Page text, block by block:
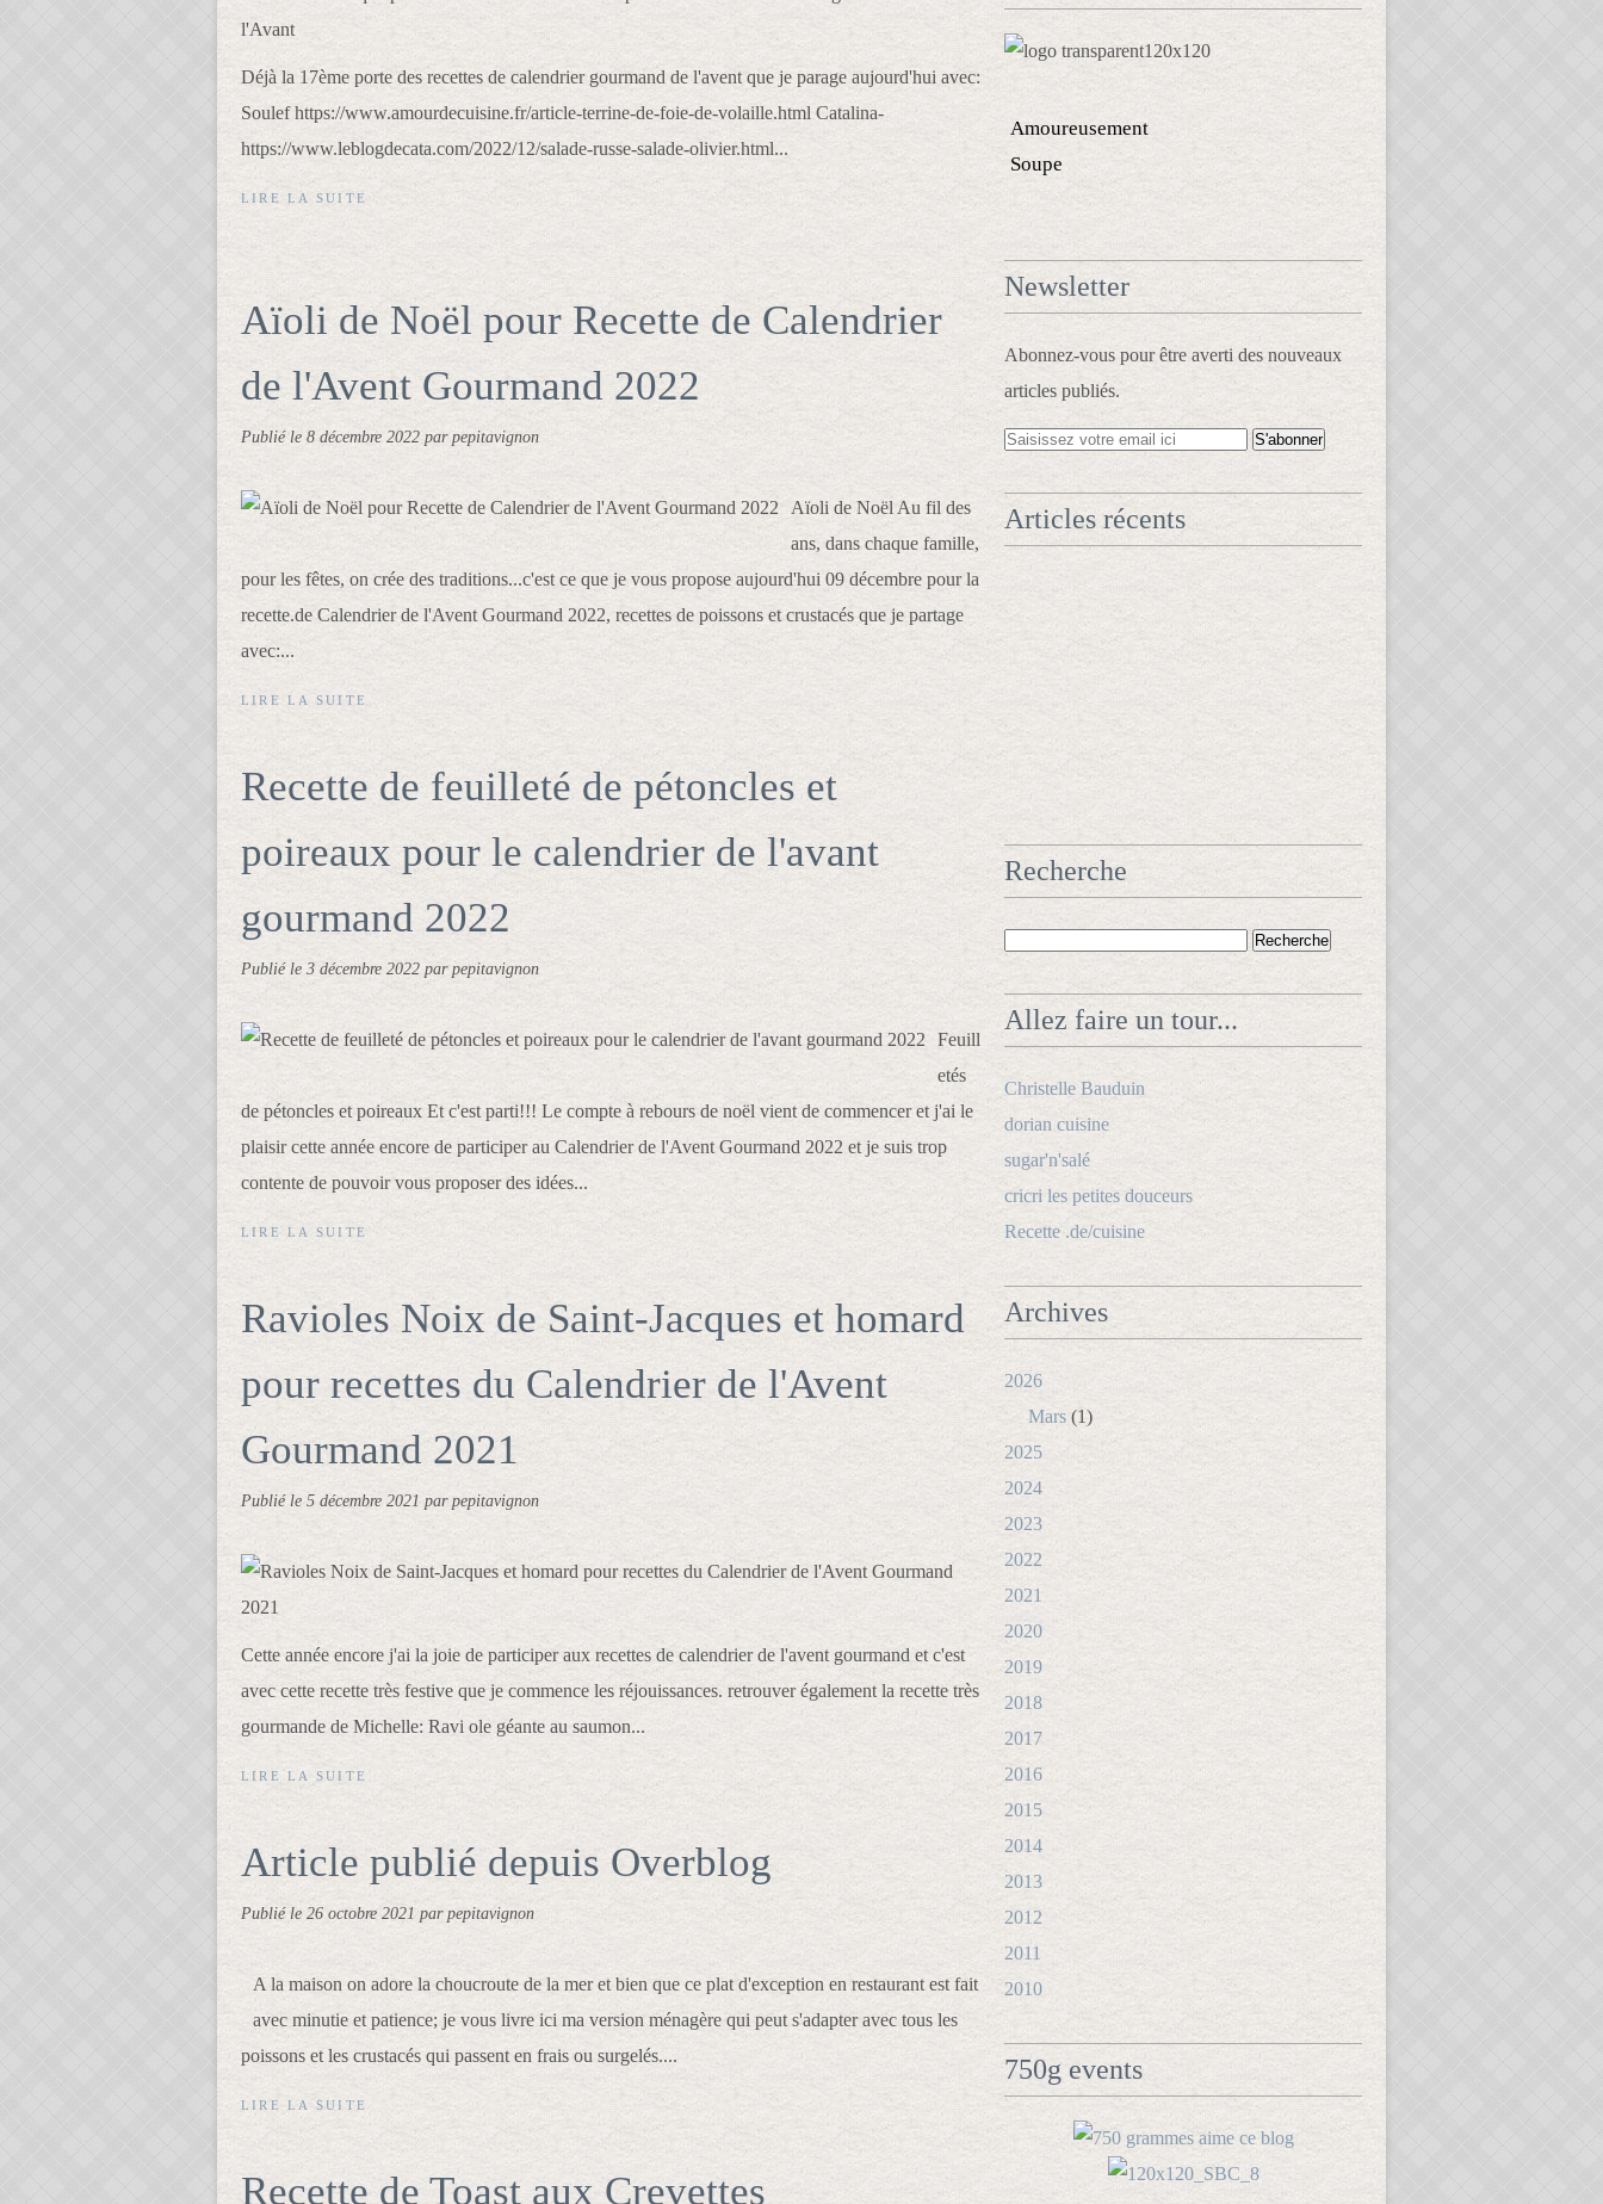
Déjà la 17ème porte des recettes de calendrier gourmand de l'avent que je parage aujourd'hui avec:
Soulef https://www.amourdecuisine.fr/article-terrine-de-foie-de-volaille.html Catalina-
https://www.leblogdecata.com/2022/12/salade-russe-salade-olivier.html...
LIRE LA SUITE
Aïoli de Noël pour Recette de Calendrier
de l'Avent Gourmand 2022
Publié le 8 décembre 2022 par pepitavignon
Aïoli de Noël Au fil des
ans, dans chaque famille,
pour les fêtes, on crée des traditions...c'est ce que je vous propose aujourd'hui 09 décembre pour la
recette.de Calendrier de l'Avent Gourmand 2022, recettes de poissons et crustacés que je partage
avec:...
LIRE LA SUITE
Recette de feuilleté de pétoncles et
poireaux pour le calendrier de l'avant
gourmand 2022
Publié le 3 décembre 2022 par pepitavignon
Feuill
etés
de pétoncles et poireaux Et c'est parti!!! Le compte à rebours de noël vient de commencer et j'ai le
plaisir cette année encore de participer au Calendrier de l'Avent Gourmand 2022 et je suis trop
contente de pouvoir vous proposer des idées...
LIRE LA SUITE
Ravioles Noix de Saint-Jacques et homard
pour recettes du Calendrier de l'Avent
Gourmand 2021
Publié le 5 décembre 2021 par pepitavignon
Cette année encore j'ai la joie de participer aux recettes de calendrier de l'avent gourmand et c'est
avec cette recette très festive que je commence les réjouissances. retrouver également la recette très
gourmande de Michelle: Ravi ole géante au saumon...
LIRE LA SUITE
Article publié depuis Overblog
Publié le 26 octobre 2021 par pepitavignon
A la maison on adore la choucroute de la mer et bien que ce plat d'exception en restaurant est fait
avec minutie et patience; je vous livre ici ma version ménagère qui peut s'adapter avec tous les
poissons et les crustacés qui passent en frais ou surgelés....
LIRE LA SUITE
Recette de Toast aux Crevettes
Amoureusement
Soupe
Newsletter
Abonnez-vous pour être averti des nouveaux
articles publiés.
Articles récents
Recherche
Allez faire un tour...
Christelle Bauduin
dorian cuisine
sugar'n'salé
cricri les petites douceurs
Recette .de/cuisine
Archives
2026
Mars (1)
2025
2024
2023
2022
2021
2020
2019
2018
2017
2016
2015
2014
2013
2012
2011
2010
750g events